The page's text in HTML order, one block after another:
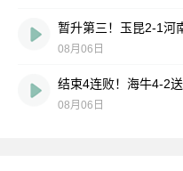
08月06日
08月06日